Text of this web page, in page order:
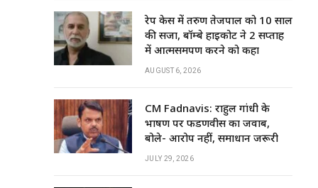
रेप केस में तरुण तेजपाल को 10 साल
की सजा, बॉम्बे हाईकोर्ट ने 2 सप्ताह
में आत्मसमर्पण करने को कहा
AUGUST 6, 2026
CM Fadnavis: राहुल गांधी के
भाषण पर फडणवीस का जवाब,
बोले- आरोप नहीं, समाधान जरूरी
JULY 29, 2026